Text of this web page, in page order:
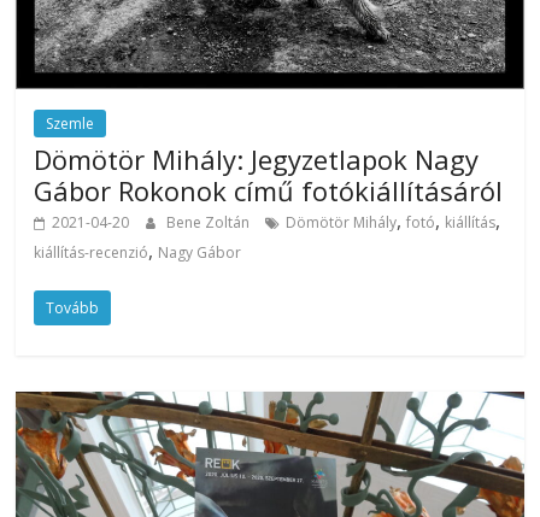
Szemle
Dömötör Mihály: Jegyzetlapok Nagy
Gábor Rokonok című fotókiállításáról
2021-04-20 Bene Zoltán Dömötör Mihály,fotó, kiállítás,
kiállítás-recenzió, Nagy Gábor
Tovább